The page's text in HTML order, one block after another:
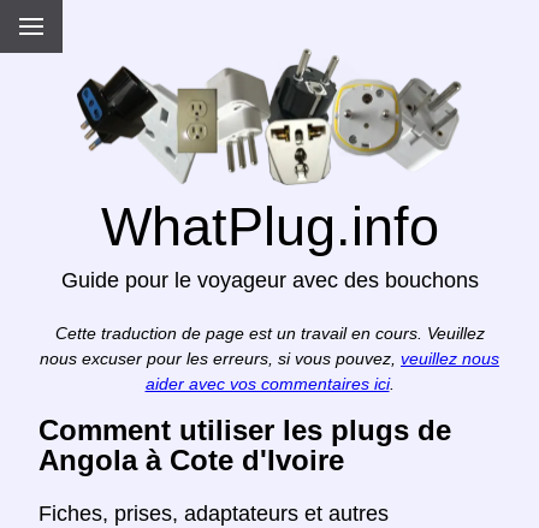
WhatPlug.info
Guide pour le voyageur avec des bouchons
Cette traduction de page est un travail en cours. Veuillez
nous excuser pour les erreurs, si vous pouvez, veuillez nous
aider avec vos commentaires ici.
Comment utiliser les plugs de
Angola à Cote d'Ivoire
Fiches, prises, adaptateurs et autres